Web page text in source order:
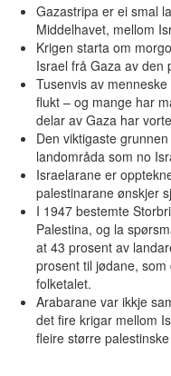
Gazastripa er ei smal
Middelhavet, mellom
Krigen starta om
Israel frå Gaza av den
Tusenvis av
flukt – og mange har
delar av Gaza har
Den viktigaste
landområda som no
Israelarane er
palestinarane ønskjer
I 1947 bestemte
Palestina, og la
at 43 prosent av
prosent til jødane,
folketalet.
Arabarane var ikkje
det fire krigar mellom
fleire større